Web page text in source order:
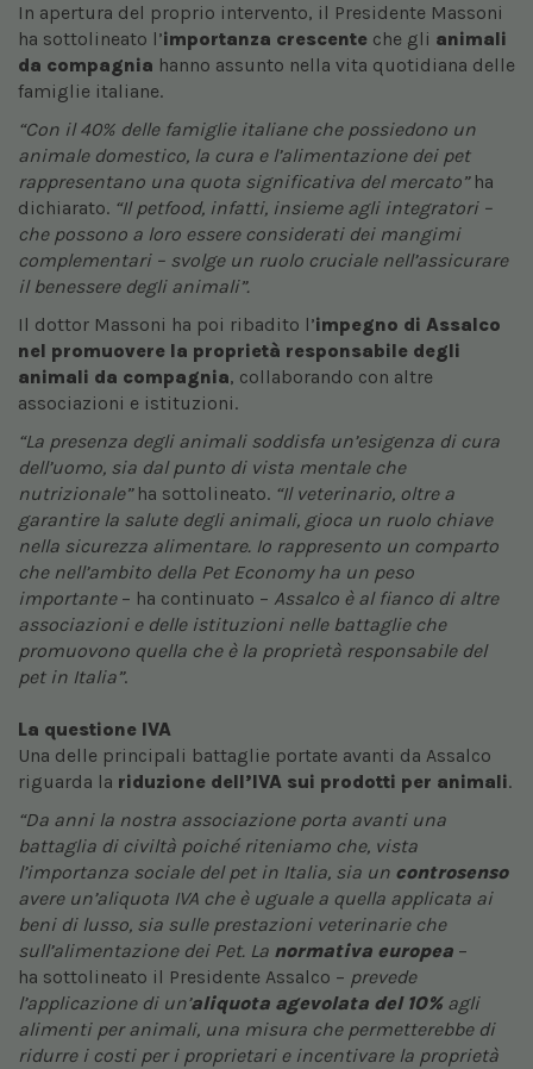
In apertura del proprio intervento, il Presidente Massoni
ha sottolineato l’importanza crescente che gli animali
da compagnia hanno assunto nella vita quotidiana delle
famiglie italiane.
“Con il 40% delle famiglie italiane che possiedono un
animale domestico, la cura e l’alimentazione dei pet
rappresentano una quota significativa del mercato”ha
dichiarato. “Il petfood, infatti, insieme agli integratori –
che possono a loro essere considerati dei mangimi
complementari – svolge un ruolo cruciale nell’assicurare
il benessere degli animali”.
Il dottor Massoni ha poi ribadito l’impegno di Assalco
nel promuovere la proprietà responsabile degli
animali da compagnia, collaborando con altre
associazioni e istituzioni.
“La presenza degli animali soddisfa un’esigenza di cura
dell’uomo, sia dal punto di vista mentale che
nutrizionale” ha sottolineato. “Il veterinario, oltre a
garantire la salute degli animali, gioca un ruolo chiave
nella sicurezza alimentare. Io rappresento un comparto
che nell’ambito della Pet Economy ha un peso
importante – ha continuato – Assalco è al fianco di altre
associazioni e delle istituzioni nelle battaglie che
promuovono quella che è la proprietà responsabile del
pet in Italia”.
La questione IVA
Una delle principali battaglie portate avanti da Assalco
riguarda la riduzione dell’IVA sui prodotti per animali.
“Da anni la nostra associazione porta avanti una
battaglia di civiltà poiché riteniamo che, vista
l’importanza sociale del pet in Italia, sia un controsenso
avere un’aliquota IVA che è uguale a quella applicata ai
beni di lusso, sia sulle prestazioni veterinarie che
sull’alimentazione dei Pet. La normativa europea –
ha sottolineato il Presidente Assalco – prevede
l’applicazione di un’aliquota agevolata del 10%agli
alimenti per animali, una misura che permetterebbe di
ridurre i costi per i proprietari e incentivare la proprietà